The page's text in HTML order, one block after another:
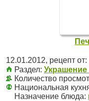
12.01.2012, рецепт от:
Раздел:
Количество
Национальная
Назначение блюда: